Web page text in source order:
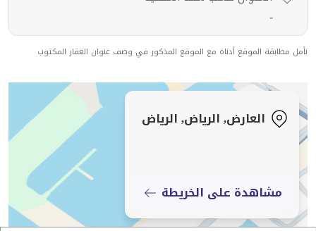
* تفاصيل فاخرة (دش مطري – كراسي معلّقة)
⸻
حصر 104
فخامة متوازنة… وتفاصيل صُنعت لتدوم."
-
نأمل مطابقة الموقع أدناه مع الموقع المذكور في وصف عنوان العقار المكتوب
العارض, الرياض, الرياض
مشاهدة على الخريطة